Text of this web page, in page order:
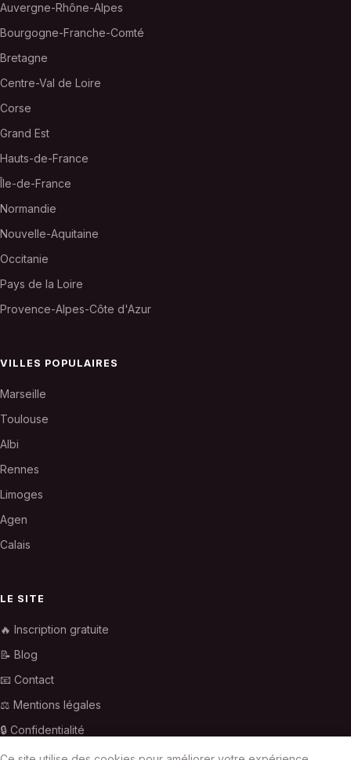
Auvergne-Rhône-Alpes
Bourgogne-Franche-Comté
Bretagne
Centre-Val de Loire
Corse
Grand Est
Hauts-de-France
Île-de-France
Normandie
Nouvelle-Aquitaine
Occitanie
Pays de la Loire
Provence-Alpes-Côte d'Azur
VILLES POPULAIRES
Marseille
Toulouse
Albi
Rennes
Limoges
Agen
Calais
LE SITE
🔥 Inscription gratuite
📝 Blog
📧 Contact
⚖️ Mentions légales
🔒 Confidentialité